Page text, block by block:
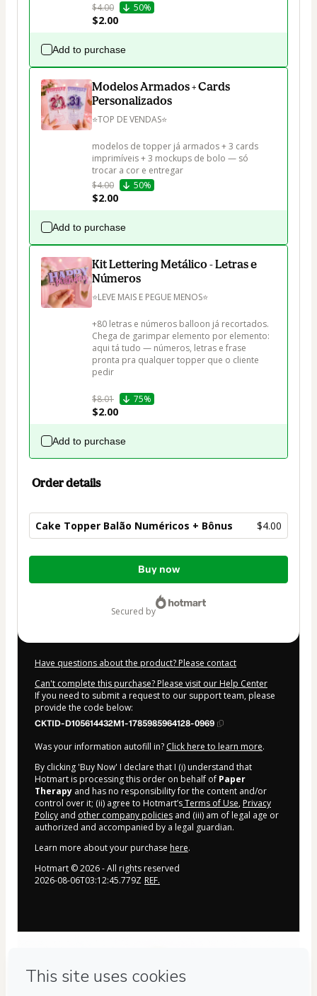
$4.00
50%
$2.00
Add to purchase
Modelos Armados + Cards
Personalizados
⭐TOP DE VENDAS⭐
modelos de topper já armados + 3 cards
imprimíveis + 3 mockups de bolo — só
trocar a cor e entregar
$4.00
50%
$2.00
Add to purchase
Kit Lettering Metálico - Letras e
Números
⭐LEVE MAIS E PEGUE MENOS⭐
+80 letras e números balloon já recortados.
Chega de garimpar elemento por elemento:
aqui tá tudo — números, letras e frase
pronta pra qualquer topper que o cliente
pedir
$8.01 75%
$2.00
Add to purchase
Order details
Cake Topper Balão Numéricos + Bônus $4.00
Total
Buy now
secured by
Have questions about the product? Please contact
Can't complete this purchase? Please visit our Help Center
If you need to submit a request to our support team, please
provide the code below:
CKTID-D105614432M1-1785985964128-0969
Was your information autofill in? Click here to learn more.
By clicking 'Buy Now' I declare that I (i) understand that
Hotmart is processing this order on behalf of Paper
Therapy and has no responsibility for the content and/or
control over it; (ii) agree to Hotmart’sTerms of Use, Privacy
Policy and other company policies and (iii) am of legal age or
authorized and accompanied by a legal guardian.
Learn more about your purchase here.
Hotmart ©2026- All rights reserved
2026-08-06T03:12:45.779Z REF.